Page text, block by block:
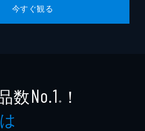
今すぐ観る
数No.1 ※ ！